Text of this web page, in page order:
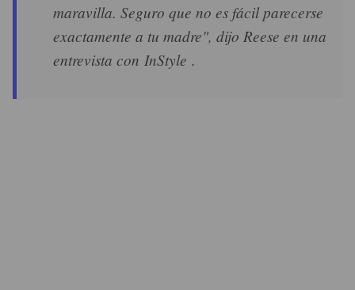
maravilla. Seguro que no es fácil parecerse
exactamente a tu madre", dijo Reese en una
entrevista con InStyle .